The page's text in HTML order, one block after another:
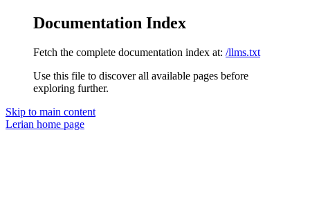
Documentation Index
Fetch the complete documentation index at: /llms.txt
Use this file to discover all available pages before
exploring further.
Skip to main content
Lerian home page